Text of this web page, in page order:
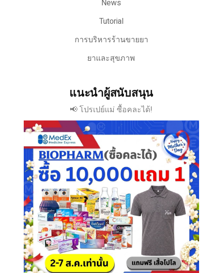
News
Tutorial
การบริหารร้านขายยา
ยาและสุขภาพ
แนะนำผู้สนับสนุน
📢 โปรเปย์แม่ ซื้อคละได้!